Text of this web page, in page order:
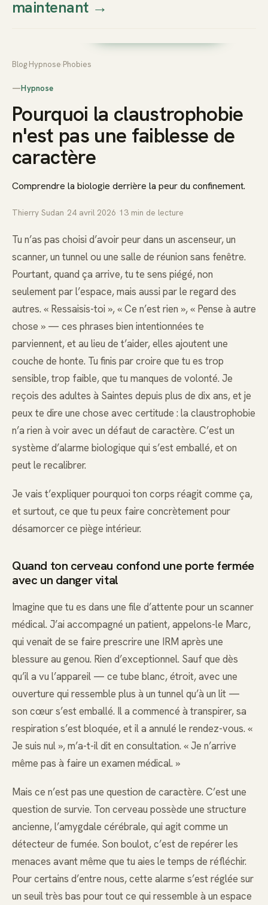
Thierry
Prendre rendez-vous dès
maintenant→
Blog Hypnose Phobies
—Hypnose
Pourquoi la claustrophobie
n'est pas une faiblesse de
caractère
Comprendre la biologie derrière la peur du confinement.
Thierry Sudan 24 avril 2026 13 min de lecture
Tu n’as pas choisi d’avoir peur dans un ascenseur, un
scanner, un tunnel ou une salle de réunion sans fenêtre.
Pourtant, quand ça arrive, tu te sens piégé, non
seulement par l’espace, mais aussi par le regard des
autres. « Ressaisis-toi », « Ce n’est rien », « Pense à autre
chose » — ces phrases bien intentionnées te
parviennent, et au lieu de t’aider, elles ajoutent une
couche de honte. Tu finis par croire que tu es trop
sensible, trop faible, que tu manques de volonté. Je
reçois des adultes à Saintes depuis plus de dix ans, et je
peux te dire une chose avec certitude : la claustrophobie
n’a rien à voir avec un défaut de caractère. C’est un
système d’alarme biologique qui s’est emballé, et on
peut le recalibrer.
Je vais t’expliquer pourquoi ton corps réagit comme ça,
et surtout, ce que tu peux faire concrètement pour
désamorcer ce piège intérieur.
Quand ton cerveau confond une porte fermée
avec un danger vital
Imagine que tu es dans une file d’attente pour un scanner
médical. J’ai accompagné un patient, appelons-le Marc,
qui venait de se faire prescrire une IRM après une
blessure au genou. Rien d’exceptionnel. Sauf que dès
qu’il a vu l’appareil — ce tube blanc, étroit, avec une
ouverture qui ressemble plus à un tunnel qu’à un lit —
son cœur s’est emballé. Il a commencé à transpirer, sa
respiration s’est bloquée, et il a annulé le rendez-vous. «
Je suis nul », m’a-t-il dit en consultation. « Je n’arrive
même pas à faire un examen médical. »
Mais ce n’est pas une question de caractère. C’est une
question de survie. Ton cerveau possède une structure
ancienne, l’amygdale cérébrale, qui agit comme un
détecteur de fumée. Son boulot, c’est de repérer les
menaces avant même que tu aies le temps de réfléchir.
Pour certains d’entre nous, cette alarme s’est réglée sur
un seuil très bas pour tout ce qui ressemble à un espace